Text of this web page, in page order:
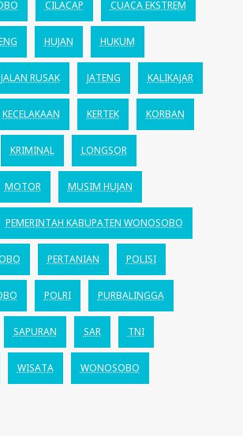
CILACAP CUACA EKSTREM
HUJAN HUKUM
JALAN RUSAK JATENG KALIKAJAR
KECELAKAAN KERTEK KORBAN
KRIMINAL LONGSOR
MOTOR MUSIM HUJAN
PEMERINTAH KABUPATEN WONOSOBO
PERTANIAN POLISI
POLRI PURBALINGGA
SAPURAN SAR TNI
WISATA WONOSOBO